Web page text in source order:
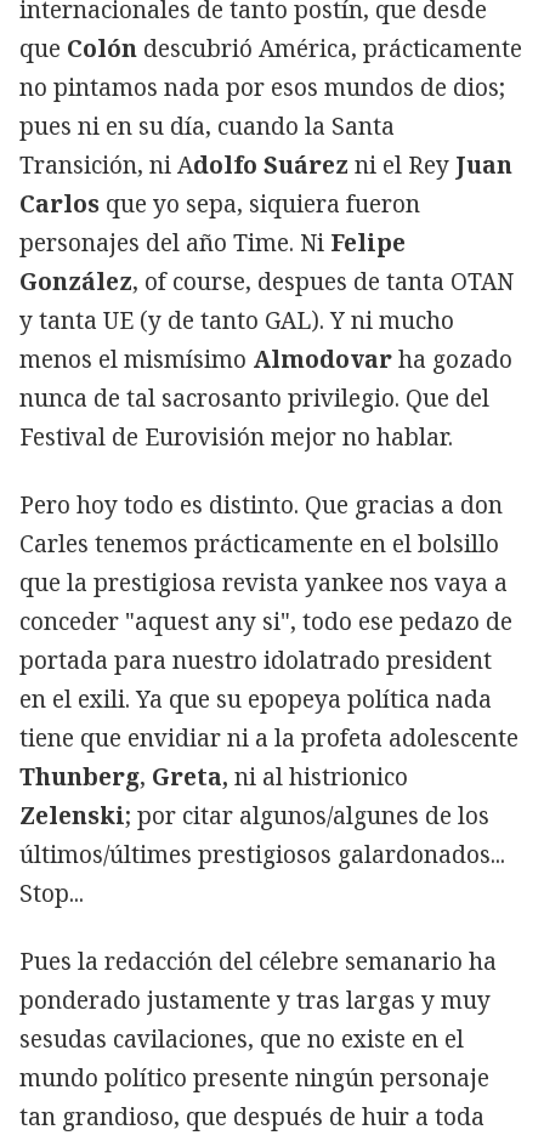
internacionales de tanto postín, que desde
que Colón descubrió América, prácticamente
no pintamos nada por esos mundos de dios;
pues ni en su día, cuando la Santa
Transición, ni Adolfo Suárez ni el Rey Juan
Carlos que yo sepa, siquiera fueron
personajes del año Time. Ni Felipe
González, of course, despues de tanta OTAN
y tanta UE (y de tanto GAL). Y ni mucho
menos el mismísimo Almodovarha gozado
nunca de tal sacrosanto privilegio. Que del
Festival de Eurovisión mejor no hablar.
Pero hoy todo es distinto. Que gracias a don
Carles tenemos prácticamente en el bolsillo
que la prestigiosa revista yankee nos vaya a
conceder "aquest any si", todo ese pedazo de
portada para nuestro idolatrado president
en el exili. Ya que su epopeya política nada
tiene que envidiar ni a la profeta adolescente
Thunberg, Greta, ni al histrionico
Zelenski; por citar algunos/algunes de los
últimos/últimes prestigiosos galardonados...
Stop...
Pues la redacción del célebre semanario ha
ponderado justamente y tras largas y muy
sesudas cavilaciones, que no existe en el
mundo político presente ningún personaje
tan grandioso, que después de huir a toda